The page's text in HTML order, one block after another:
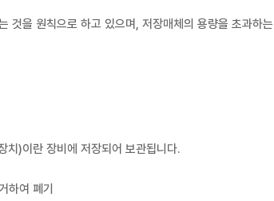
니다.
을 원칙으로 하고 있으며, 저장매체의 용량을 초과하
장장치)이란 장비에 저장되어 보관됩니다.
가 수거하여 폐기